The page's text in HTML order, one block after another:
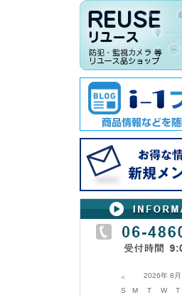
＜ 2026年 8月
S
M T W T